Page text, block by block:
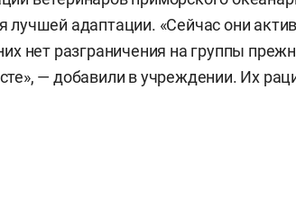
лучшей адаптации. «Сейчас они
нет разграничения на группы
— добавили в учреждении. Их